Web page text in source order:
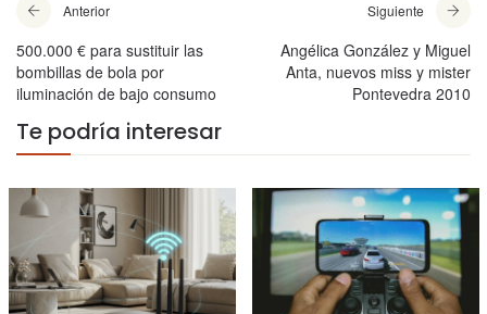
Anterior
500.000 € para sustituir las
bombillas de bola por
iluminación de bajo consumo
Siguiente
Angélica González y Miguel
Anta, nuevos miss y mister
Pontevedra 2010
Te podría interesar